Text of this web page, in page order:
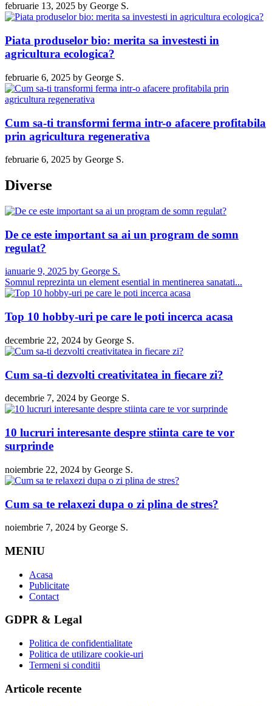
februarie 13, 2025 by George S.
Piata produselor bio: merita sa investesti in
agricultura ecologica?
februarie 6, 2025 by George S.
Cum sa-ti transformi ferma intr-o afacere profitabila
prin agricultura regenerativa
februarie 6, 2025 by George S.
Diverse
De ce este important sa ai un program de somn
regulat?
ianuarie 9, 2025 by George S.
Somnul reprezinta un element esential in mentinerea sanatati...
Top 10 hobby-uri pe care le poti incerca acasa
decembrie 22, 2024 by George S.
Cum sa-ti dezvolti creativitatea in fiecare zi?
decembrie 7, 2024 by George S.
10 lucruri interesante despre stiinta care te vor
surprinde
noiembrie 22, 2024 by George S.
Cum sa te relaxezi dupa o zi plina de stres?
noiembrie 7, 2024 by George S.
MENIU
Acasa
Publicitate
Contact
GDPR & Legal
Politica de confidentialitate
Politica de utilizare cookie-uri
Termeni si conditii
Articole recente